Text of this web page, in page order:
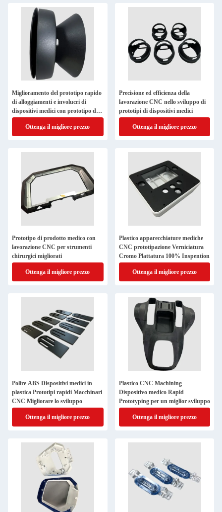
Miglioramento del prototipo rapido
di alloggiamenti e involucri di
dispositivi medici con prototipo di
lavorazione di plastica CNC
Ottenga il migliore prezzo
Precisione ed efficienza della
lavorazione CNC nello sviluppo di
prototipi di dispositivi medici
Ottenga il migliore prezzo
Prototipo di prodotto medico con
lavorazione CNC per strumenti
chirurgici migliorati
Ottenga il migliore prezzo
Plastico apparecchiature mediche
CNC prototipazione Verniciatura
Cromo Plattatura 100% Inspention
Ottenga il migliore prezzo
Polire ABS Dispositivi medici in
plastica Prototipi rapidi Macchinari
CNC Migliorare lo sviluppo
Ottenga il migliore prezzo
Plastico CNC Machining
Dispositivo medico Rapid
Prototyping per un miglior sviluppo
Ottenga il migliore prezzo